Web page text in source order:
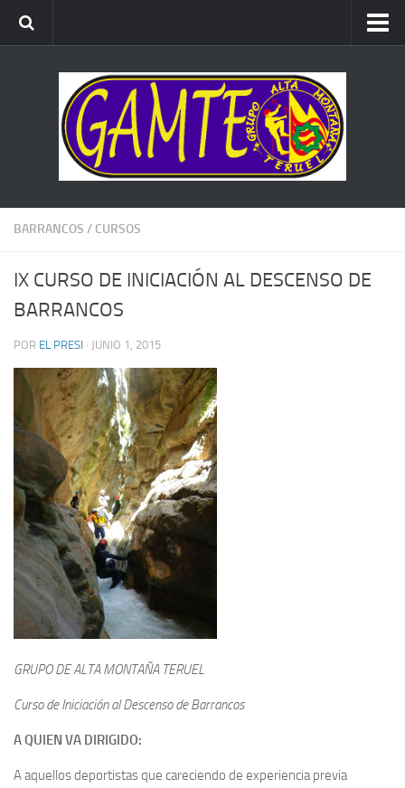
ESCALADA
BARRANCOS
BARRANCOS / CURSOS
IX CURSO DE INICIACIÓN AL DESCENSO DE
BARRANCOS
POR EL PRESI · JUNIO 1, 2015
GRUPO DE ALTA MONTAÑA TERUEL
Curso de Iniciación al Descenso de Barrancos
A QUIEN VA DIRIGIDO:
A aquellos deportistas que careciendo de experiencia previa